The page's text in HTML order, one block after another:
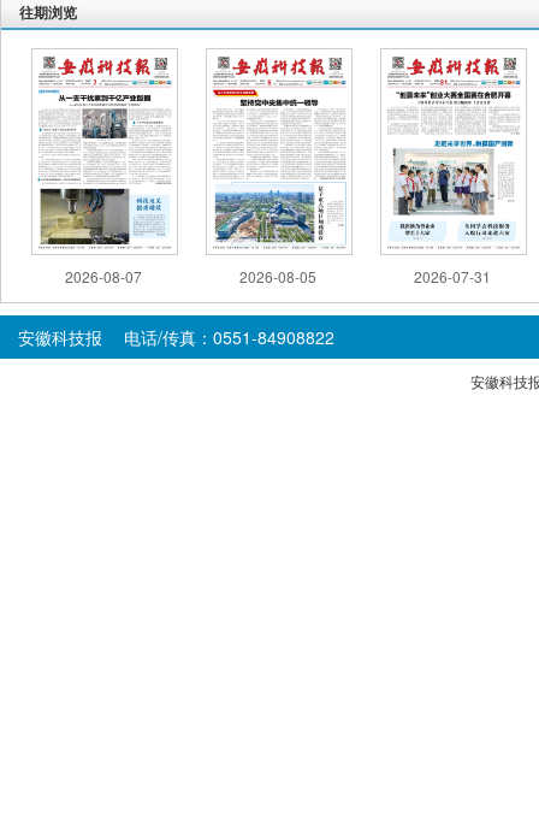
往期浏览
2026-08-07 2026-08-05 2026-07-31
安徽科技报 电话/传真：0551-84908822
安徽科技